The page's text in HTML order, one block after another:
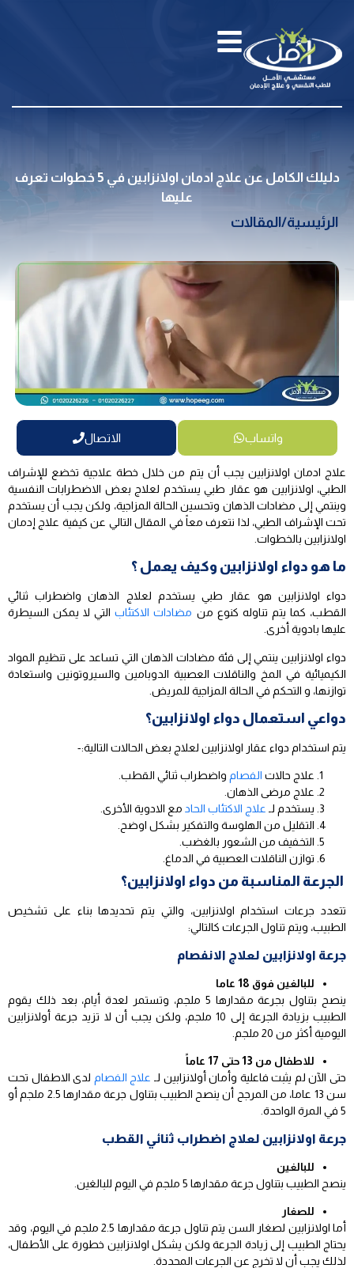
دليلك الكامل عن علاج ادمان اولانزابين في 5 خطوات تعرف
عليها
الرئيسية/المقالات
واتساب الاتصال
علاج ادمان اولانزابين يجب أن يتم من خلال خطة علاجية تخضع للإشراف
الطبي، اولانزابين هو عقار طبي يستخدم لعلاج بعض الاضطرابات النفسية
وينتمي إلى مضادات الذهان وتحسين الحالة المزاجية، ولكن يجب أن يستخدم
تحت الإشراف الطبي، لذا نتعرف معاً في المقال التالي عن كيفية علاج إدمان
اولانزابين بالخطوات.
ما هو دواء اولانزابين وكيف يعمل ؟
دواء اولانزابين هو عقار طبي يستخدم لعلاج الذهان واضطراب ثنائي
القطب، كما يتم تناوله كنوع من مضادات الاكتئابالتي لا يمكن السيطرة
عليها بادوية أخرى.
دواء اولانزابين ينتمي إلى فئة مضادات الذهان التي تساعد على تنظيم المواد
الكيميائية في المخ والناقلات العصبية الدوبامين والسيروتونين واستعادة
توازنها، و التحكم في الحالة المزاجية للمريض.
دواعي استعمال دواء اولانزابين؟
يتم استخدام دواء عقار اولانزابين لعلاج بعض الحالات التالية:-
علاج حالات الفصام واضطراب ثنائي القطب.
علاج مرضى الذهان.
يستخدم لـ علاج الاكتئاب الحاد مع الادوية الأخرى.
التقليل من الهلوسة والتفكير بشكل اوضح.
التخفيف من الشعور بالغضب.
توازن الناقلات العصبية في الدماغ.
الجرعة المناسبة من دواء اولانزابين؟
تتعدد جرعات استخدام اولانزابين، والتي يتم تحديدها بناء على تشخيص
الطبيب، ويتم تناول الجرعات كالتالي:
جرعة اولانزابين لعلاج الانفصام
للبالغين فوق 18 عاما
ينصح بتناول بجرعة مقدارها 5 ملجم، وتستمر لعدة أيام، بعد ذلك يقوم
الطبيب بزيادة الجرعة إلى 10 ملجم، ولكن يجب أن لا تزيد جرعة أولانزابين
اليومية أكثر من 20 ملجم.
للاطفال من 13 حتى 17 عاماً
حتى الآن لم يثبت فاعلية وأمان أولانزابين لـ
علاج الفصام لدى الاطفال تحت
سن 13 عاما، من المرجح أن ينصح الطبيب بتناول جرعة مقدارها 2.5 ملجم أو
5 في المرة الواحدة.
جرعة اولانزابين لعلاج اضطراب ثنائي القطب
للبالغين
ينصح الطبيب بتناول جرعة مقدارها 5 ملجم في اليوم للبالغين.
للصغار
أما اولانزابين لصغار السن يتم تناول جرعة مقدارها 2.5 ملجم في اليوم، وقد
يحتاج الطبيب إلى زيادة الجرعة ولكن يشكل اولانزابين خطورة على الأطفال،
لذلك يجب أن لا تخرج عن الجرعات المحددة.